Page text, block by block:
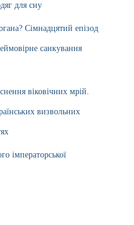
для сну
Сімнадцятий епізод
санкування
віковічних мрій.
визвольних
імператорської